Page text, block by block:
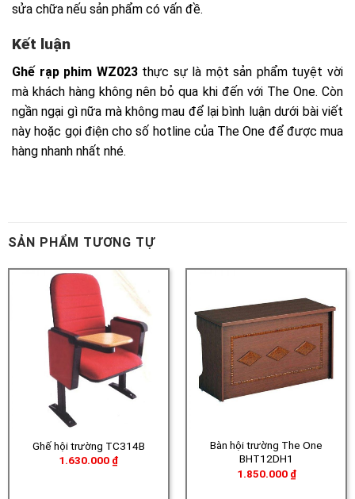
SẢN PHẨM TƯƠNG TỰ
Ghế hội trường TC314B
1.630.000 ₫
Bàn hội trường The One
BHT12DH1
1.850.000 ₫